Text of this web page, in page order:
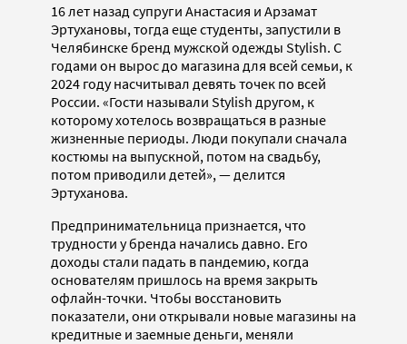
16 лет назад супруги Анастасия и Арзамат
Эртухановы, тогда еще студенты, запустили в
Челябинске бренд мужской одежды Stylish. С
годами он вырос до магазина для всей семьи, к
2024 году насчитывал девять точек по всей
России. «Гости называли Stylish другом, к
которому хотелось возвращаться в разные
жизненные периоды. Люди покупали сначала
костюмы на выпускной, потом на свадьбу,
потом приводили детей», — делится
Эртуханова.
Предпринимательница признается, что
трудности у бренда начались давно. Его
доходы стали падать в пандемию, когда
основателям пришлось на время закрыть
офлайн-точки. Чтобы восстановить
показатели, они открывали новые магазины на
кредитные и заемные деньги, меняли